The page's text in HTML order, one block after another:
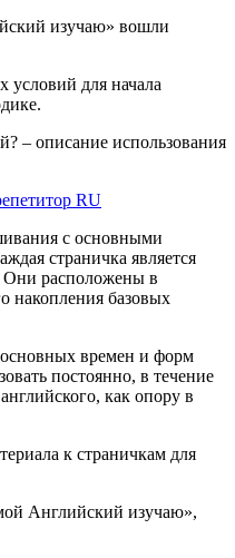
изучаю» вошли
для начала
– описание использования
с основными
страничка является
Они расположены в
накопления базовых
времен и форм
постоянно, в течение
как опору в
к страничкам для
Английский изучаю»,